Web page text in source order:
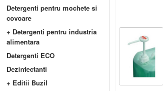
Detergenti pentru mochete si
covoare
+ Detergenti pentru industria
alimentara
Detergenti ECO
Dezinfectanti
+ Editii Buzil